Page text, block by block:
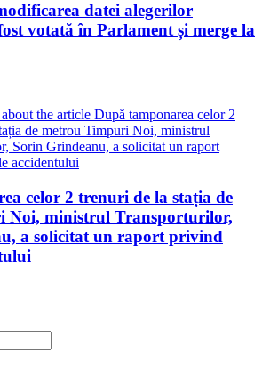
datei alegerilor
votată în Parlament și merge la
celor 2 trenuri de la stația de
Noi, ministrul Transporturilor,
a solicitat un raport privind
Escape